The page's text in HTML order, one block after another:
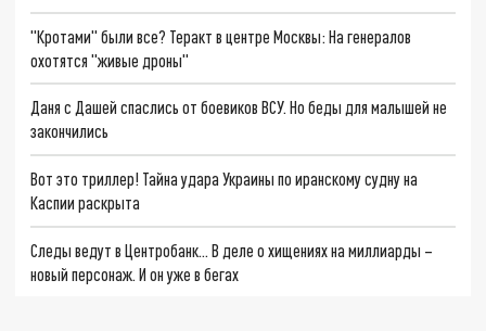
"Кротами" были все? Теракт в центре Москвы: На генералов
охотятся "живые дроны"
Даня с Дашей спаслись от боевиков ВСУ. Но беды для малышей не
закончились
Вот это триллер! Тайна удара Украины по иранскому судну на
Каспии раскрыта
Следы ведут в Центробанк… В деле о хищениях на миллиарды –
новый персонаж. И он уже в бегах